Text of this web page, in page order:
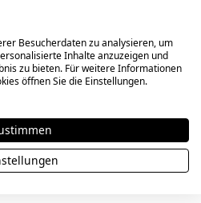
Gravur -
& Käuferschutz
zu Schmuckado
Besucherdaten zu analysieren, um
Inhalte anzuzeigen und
zu bieten. Für weitere Informationen
öffnen Sie die Einstellungen.